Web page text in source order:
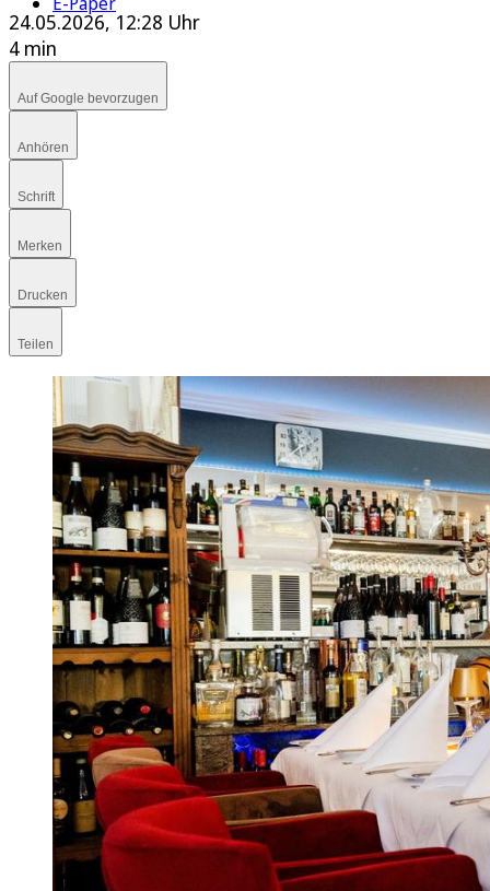
24.05.2026, 12:28 Uhr
4 min
Auf Google bevorzugen
Anhören
Schrift
Merken
Drucken
Teilen